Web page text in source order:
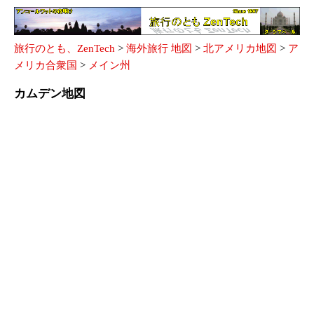
旅行のとも、ZenTech > 海外旅行 地図 > 北アメリカ地図 > ア
メリカ合衆国 > メイン州
カムデン地図